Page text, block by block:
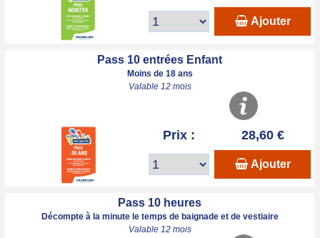
Ajouter
Pass 10 entrées Enfant
Moins de 18 ans
Valable 12 mois
Prix : 28,60 €
Ajouter
Pass 10 heures
Décompte à la minute le temps de baignade et de vestiaire
Valable 12 mois